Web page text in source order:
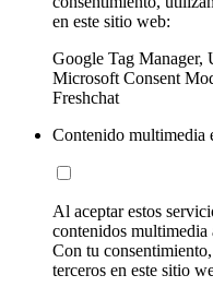
en este sitio web:
Google Tag
Microsoft Consent
Freshchat
Contenido multimedia
Al aceptar estos
contenidos multimedia
Con tu
terceros en este sitio